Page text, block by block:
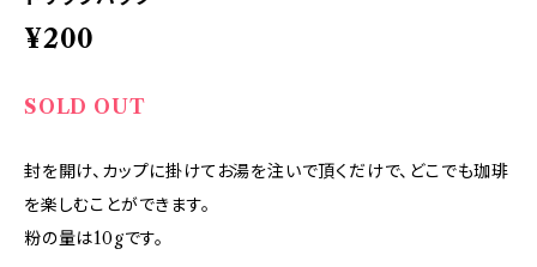
¥200
SOLD OUT
封を開け、カップに掛けてお湯を注いで頂くだけで、どこでも珈琲
を楽しむことができます。
粉の量は10gです。